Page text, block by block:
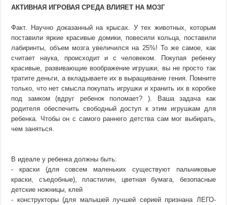
АКТИВНАЯ ИГРОВАЯ СРЕДА ВЛИЯЕТ НА МОЗГ
Факт. Научно доказанный на крысах. У тех животных, которым
поставили яркие красивые домики, повесили кольца, поставили
лабиринты, объем мозга увеличился на 25%! То же самое, как
считает наука, происходит и с человеком. Покупая ребенку
красивые, развивающие воображение игрушки, вы не просто так
тратите деньги, а вкладываете их в выращивание гения. Помните
только, что нет смысла покупать игрушки и хранить их в коробке
под замком (вдруг ребенок поломает? ). Ваша задача как
родителя обеспечить свободный доступ к этим игрушкам для
ребенка. Чтобы он с самого раннего детства сам мог выбирать,
чем заняться.
В идеале у ребенка должны быть:
- краски (для совсем маленьких существуют пальчиковые
краски, съедобные), пластилин, цветная бумага, безопасные
детские ножницы, клей
- конструкторы (для малышей лучшей серией признана ЛЕГО-